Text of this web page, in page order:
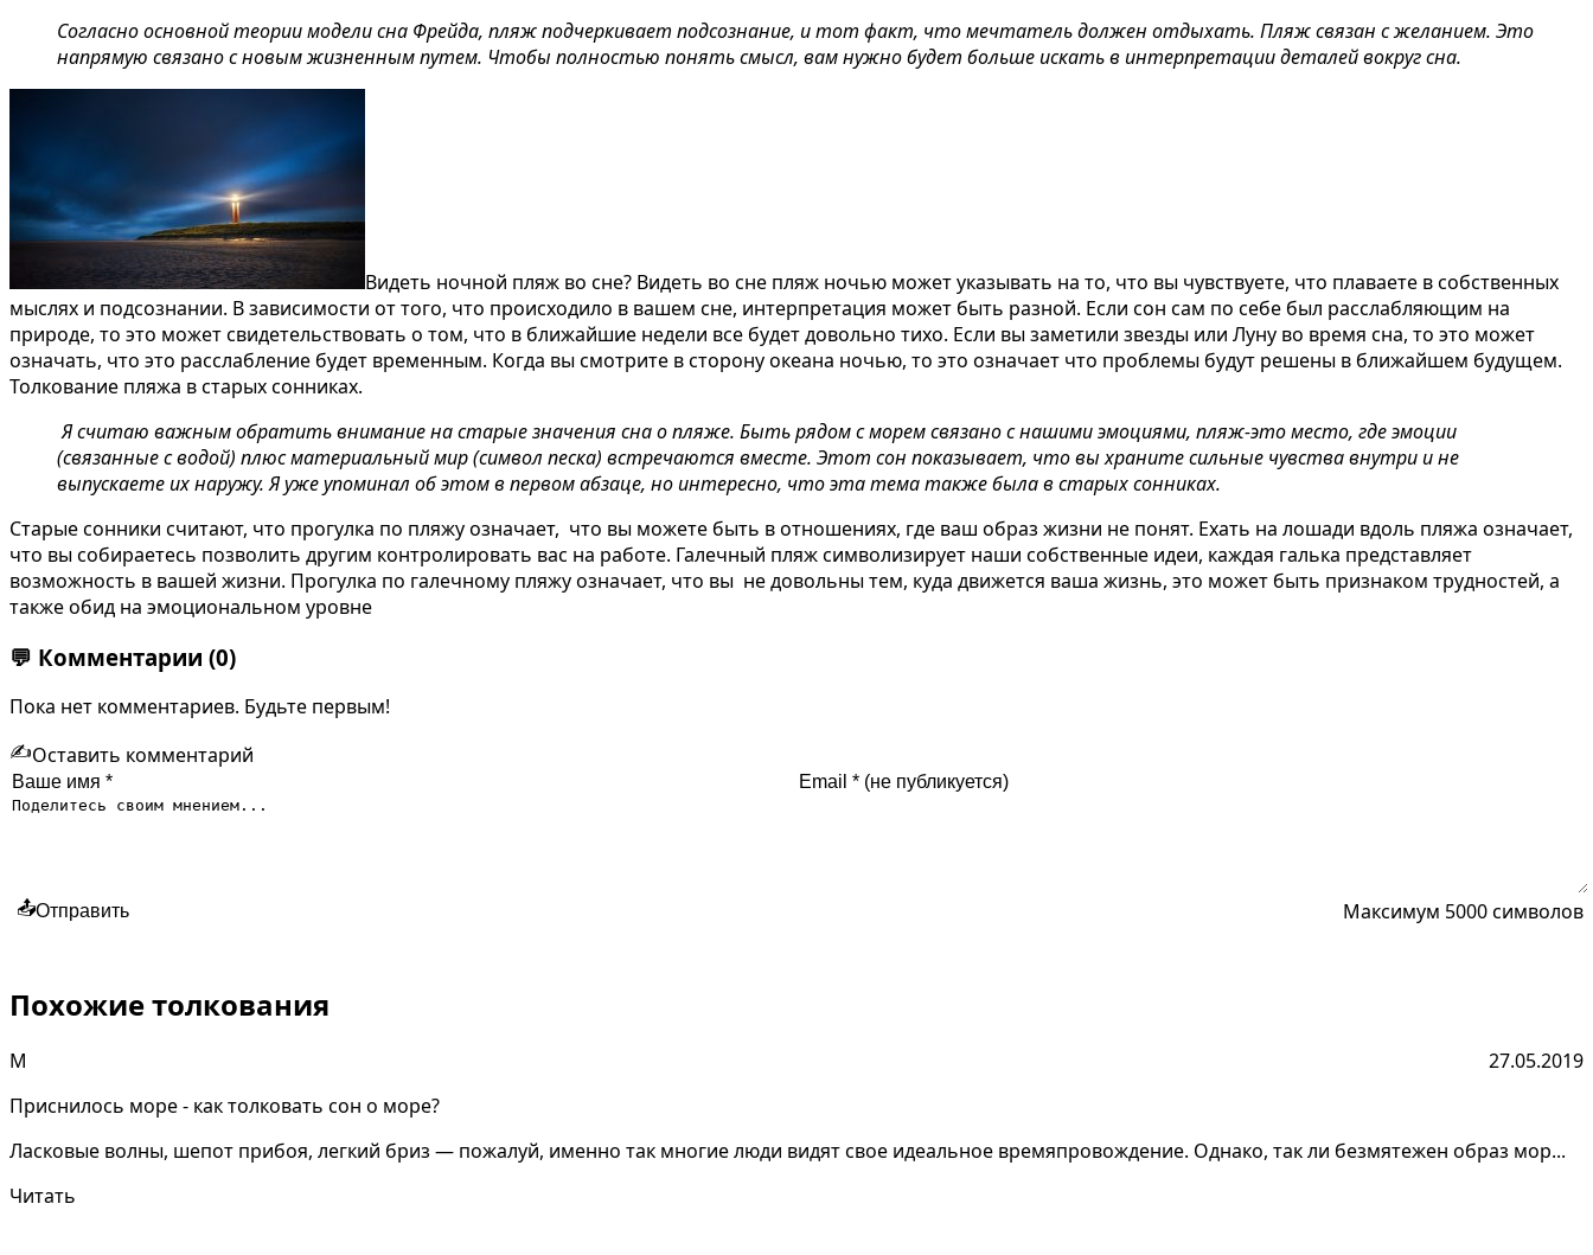
Согласно основной теории модели сна Фрейда, пляж подчеркивает подсознание, и тот факт, что мечтатель должен отдыхать. Пляж связан с желанием. Это
напрямую связано с новым жизненным путем. Чтобы полностью понять смысл, вам нужно будет больше искать в интерпретации деталей вокруг сна.
Видеть ночной пляж во сне? Видеть во сне пляж ночью может указывать на то, что вы чувствуете, что плаваете в собственных
мыслях и подсознании. В зависимости от того, что происходило в вашем сне, интерпретация может быть разной. Если сон сам по себе был расслабляющим на
природе, то это может свидетельствовать о том, что в ближайшие недели все будет довольно тихо. Если вы заметили звезды или Луну во время сна, то это может
означать, что это расслабление будет временным. Когда вы смотрите в сторону океана ночью, то это означает что проблемы будут решены в ближайшем будущем.
Толкование пляжа в старых сонниках.
Я считаю важным обратить внимание на старые значения сна о пляже. Быть рядом с морем связано с нашими эмоциями, пляж-это место, где эмоции
(связанные с водой) плюс материальный мир (символ песка) встречаются вместе. Этот сон показывает, что вы храните сильные чувства внутри и не
выпускаете их наружу. Я уже упоминал об этом в первом абзаце, но интересно, что эта тема также была в старых сонниках.
Старые сонники считают, что прогулка по пляжу означает, что вы можете быть в отношениях, где ваш образ жизни не понят. Ехать на лошади вдоль пляжа означает,
что вы собираетесь позволить другим контролировать вас на работе. Галечный пляж символизирует наши собственные идеи, каждая галька представляет
возможность в вашей жизни. Прогулка по галечному пляжу означает, что вы не довольны тем, куда движется ваша жизнь, это может быть признаком трудностей, а
также обид на эмоциональном уровне
💬 Комментарии (0)
Пока нет комментариев. Будьте первым!
✍️Оставить комментарий
📤Отправить Максимум 5000 символов
Похожие толкования
М
27.05.2019
Приснилось море - как толковать сон о море?
Ласковые волны, шепот прибоя, легкий бриз — пожалуй, именно так многие люди видят свое идеальное времяпровождение. Однако, так ли безмятежен образ мор...
Читать